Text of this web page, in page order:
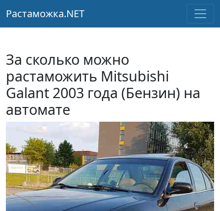
Растаможка.NET
За сколько можно
растаможить Mitsubishi
Galant 2003 года (Бензин) на
автомате